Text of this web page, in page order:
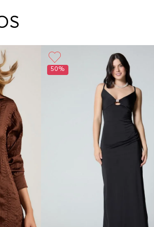
la recogida del producto en la
50%